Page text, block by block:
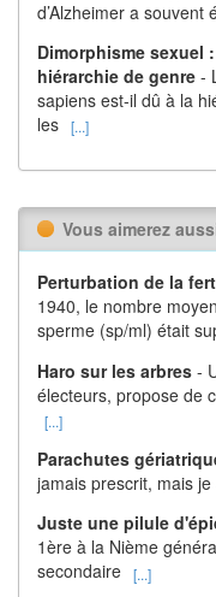
d’Alzheimer a
Dimorphisme sexuel
hiérarchie de genre -
sapiens est-il dû à la
les [...]
Vous aimerez
Perturbation de la
1940, le nombre
sperme (sp/ml) était
Haro sur les arbres -
électeurs, propose de
[...]
Parachutes
jamais prescrit, mais
Juste une pilule
1ère à la Nième
secondaire [...]